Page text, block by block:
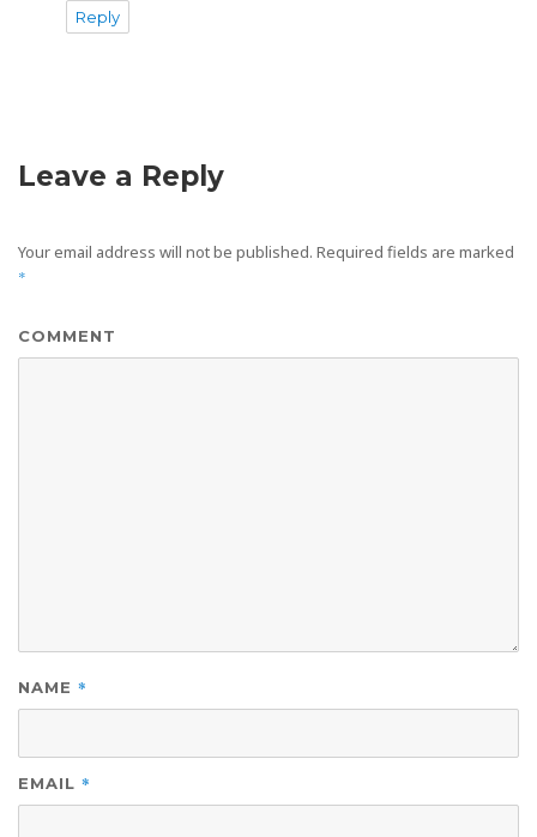
Reply
Leave a Reply
Your email address will not be published. Required fields are marked
*
COMMENT
NAME *
EMAIL *